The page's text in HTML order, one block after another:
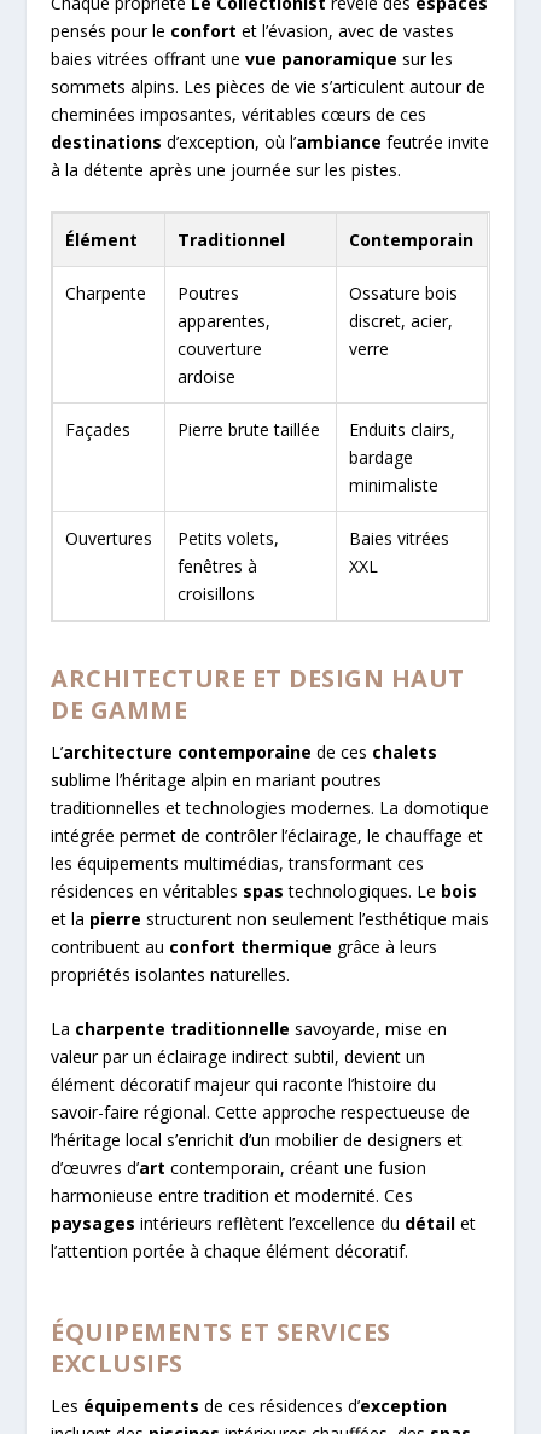
pensés pour le confort et l’évasion, avec de vastes
baies vitrées offrant unevue panoramique sur les
sommets alpins. Les pièces de vie s’articulent autour de
cheminées imposantes, véritables cœurs de ces
destinations d’exception, où l’ambiance feutrée invite
à la détente après une journée sur les pistes.
Élément Traditionnel Contemporain
Charpente
Poutres
apparentes,
couverture
ardoise
Ossature bois
discret, acier,
verre
Façades Pierre brute taillée
Enduits clairs,
bardage
minimaliste
Ouvertures
Petits volets,
fenêtres à
croisillons
Baies vitrées
XXL
ARCHITECTURE ET DESIGN HAUT
DE GAMME
L’architecture contemporaine de ces chalets
sublime l’héritage alpin en mariant poutres
traditionnelles et technologies modernes. La domotique
intégrée permet de contrôler l’éclairage, le chauffage et
les équipements multimédias, transformant ces
résidences en véritables spas technologiques. Le bois
et la pierre structurent non seulement l’esthétique mais
contribuent au confort thermique grâce à leurs
propriétés isolantes naturelles.
La charpente traditionnelle savoyarde, mise en
valeur par un éclairage indirect subtil, devient un
élément décoratif majeur qui raconte l’histoire du
savoir-faire régional. Cette approche respectueuse de
l’héritage local s’enrichit d’un mobilier de designers et
d’œuvres d’art contemporain, créant une fusion
harmonieuse entre tradition et modernité. Ces
paysages intérieurs reflètent l’excellence du détail et
l’attention portée à chaque élément décoratif.
ÉQUIPEMENTS ET SERVICES
EXCLUSIFS
Les équipements de ces résidences d’exception